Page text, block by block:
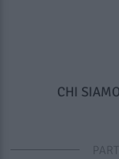
CHI SIAMO